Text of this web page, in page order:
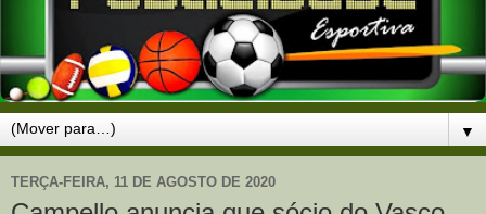
▼
TERÇA-FEIRA, 11 DE AGOSTO DE 2020